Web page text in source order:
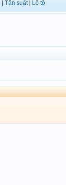
Tần suất| Lô tô